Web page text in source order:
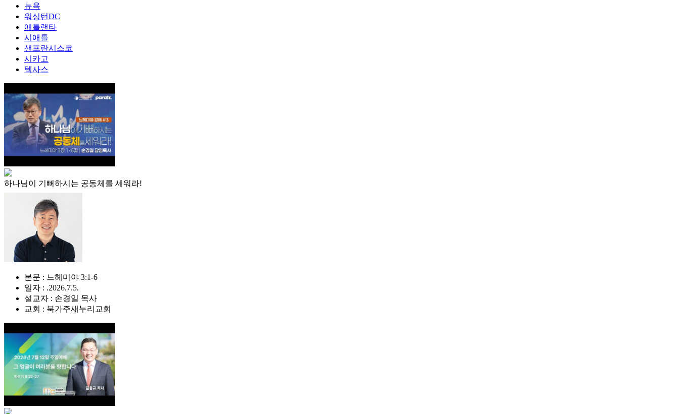
뉴욕
워싱턴DC
애틀랜타
시애틀
샌프란시스코
시카고
텍사스
하나님이 기뻐하시는 공동체를 세워라!
본문 : 느헤미야 3:1-6
일자 : .2026.7.5.
설교자 : 손경일 목사
교회 : 북가주새누리교회